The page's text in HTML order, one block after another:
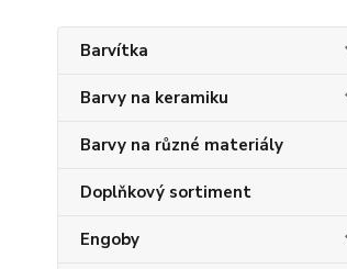
Barvítka
Barvy na keramiku
Barvy na různé materiály
Doplňkový sortiment
Engoby